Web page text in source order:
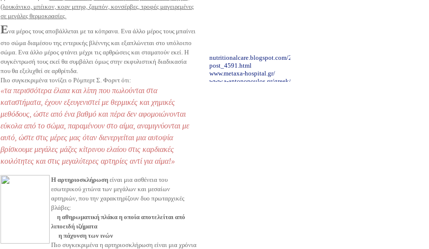
(λουκάνικο, μπέικον, κορν μπηφ, ζαμπόν, κονσέρβες, τροφές μαγειρεμένες
σε μεγάλες θερμοκρασίες.
Ενα μέρος τους αποβάλλεται με τα κόπρανα. Ενα άλλο μέρος τους μπαίνει
στο σώμα διαμέσου της εντερικής βλέννης και εξαπλώνεται στο υπόλοιπο
σώμα. Ενα άλλο μέρος φτάνει μέχρι τις αρθρώσεις και σταματούν εκεί. Η
συγκέντρωσή τους εκεί θα συμβάλει όμως στην εκφυλιστική διαδικασία
που θα εξελιχθεί σε αρθρίτιδα.
Πιο συγκεκριμένα τονίζει ο Ρόμπερτ Σ. Φορντ ότι:
«τα περισσότερα έλαια και λίπη που πωλούνται στα
καταστήματα, έχουν εξευγενιστεί με θερμικές και χημικές
μεθόδους, ώστε από ένα βαθμό και πέρα δεν αφομοιώνονται
εύκολα από το σώμα, παραμένουν στο αίμα, αναμιγνύονται με
αυτό, ώστε στις μέρες μας όταν διενεργείται μια αυτοψία
βρίσκουμε μεγάλες μάζες κίτρινου ελαίου στις καρδιακές
κοιλότητες και στις μεγαλύτερες αρτηρίες αντί για αίμα!»
Η αρτηριοσκλήρωση είναι μια ασθένεια του
εσωτερικού χιτώνα των μεγάλων και μεσαίων
αρτηριών, που την χαρακτηρίζουν δυο πρωταρχικές
βλάβες:
η αθηρωματική πλάκα η οποία αποτελείται από
λιποειδή ιζήματα
η πάχυνση των ινών
Πιο συγκεκριμένα η αρτηριοσκλήρωση είναι μια χρόνια
nutritionalcare.blogspot.com/2007/12/blog-
post_4591.html
www.metaxa-hospital.gr/
www.a-antonopoulos.gr/greek/